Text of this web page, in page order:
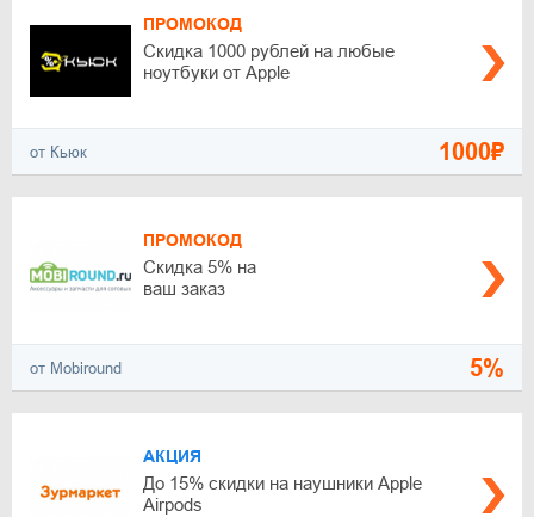
ПРОМОКОД
Скидка 1000 рублей на любые
ноутбуки от Apple
от Кьюк 1000₽
ПРОМОКОД
Скидка 5% на
ваш заказ
от Mobiround 5%
АКЦИЯ
До 15% скидки на наушники Apple
Аirpods